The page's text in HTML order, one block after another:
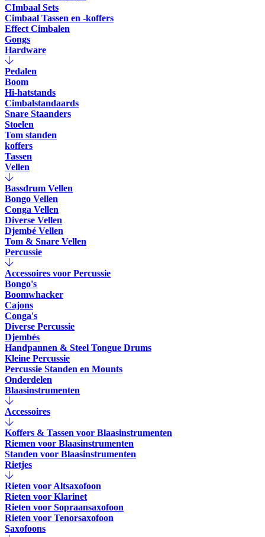
CImbaal Sets
Cimbaal Tassen en -koffers
Effect Cimbalen
Gongs
Hardware
Pedalen
Boom
Hi-hatstands
Cimbalstandaards
Snare Staanders
Stoelen
Tom standen
koffers
Tassen
Vellen
Bassdrum Vellen
Bongo Vellen
Conga Vellen
Diverse Vellen
Djembé Vellen
Tom & Snare Vellen
Percussie
Accessoires voor Percussie
Bongo's
Boomwhacker
Cajons
Conga's
Diverse Percussie
Djembés
Handpannen & Steel Tongue Drums
Kleine Percussie
Percussie Standen en Mounts
Onderdelen
Blaasinstrumenten
Accessoires
Koffers & Tassen voor Blaasinstrumenten
Riemen voor Blaasinstrumenten
Standen voor Blaasinstrumenten
Rietjes
Rieten voor Altsaxofoon
Rieten voor Klarinet
Rieten voor Sopraansaxofoon
Rieten voor Tenorsaxofoon
Saxofoons